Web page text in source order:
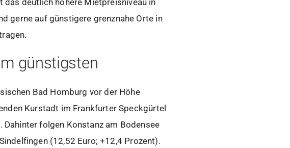
gerne auf günstigere grenznahe Orte in
günstigsten
Bad Homburg vor der Höhe
Kurstadt im Frankfurter Speckgürtel
folgen Konstanz am Bodensee
(12,52 Euro; +12,4 Prozent).